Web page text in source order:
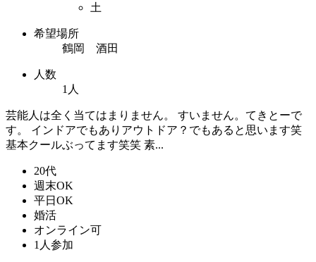
土
希望場所
鶴岡 酒田
人数
1人
芸能人は全く当てはまりません。 すいません。てきとーで
す。 インドアでもありアウトドア？でもあると思います笑
基本クールぶってます笑笑 素...
20代
週末OK
平日OK
婚活
オンライン可
1人参加